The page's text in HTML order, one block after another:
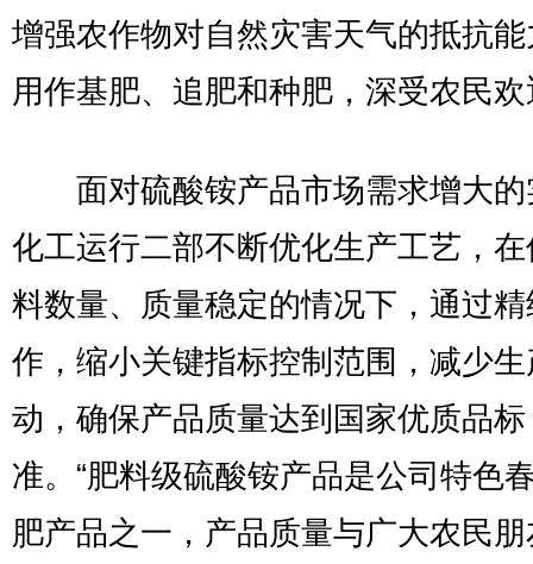
增强农作物对自然灾害天气的抵抗
用作基肥、追肥和种肥，深受农民
面对硫酸铵产品市场需求增大的
化工运行二部不断优化生产工艺，
料数量、质量稳定的情况下，通过
作，缩小关键指标控制范围，减少
动，确保产品质量达到国家优质品标
准。“肥料级硫酸铵产品是公司特色
肥产品之一，产品质量与广大农民